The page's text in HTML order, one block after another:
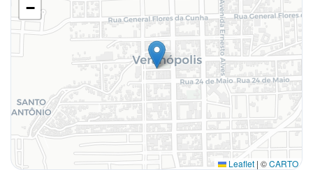
−
Leaflet | ©CARTO